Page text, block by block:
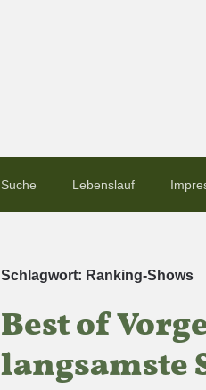
Suche Lebenslauf
Schlagwort: Ranking-Shows
Best of
langsamste